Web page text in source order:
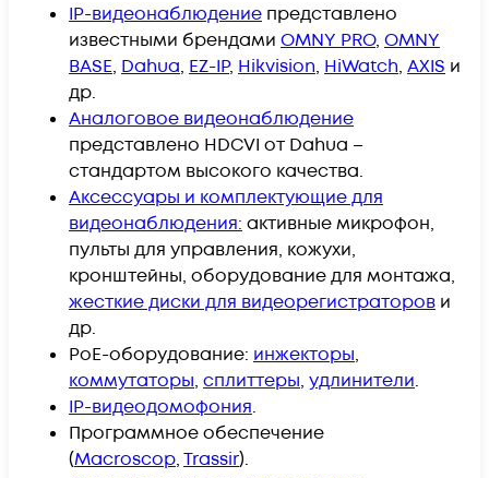
IP-видеонаблюдение представлено
известными брендами OMNY PRO, OMNY
BASE, Dahua, EZ-IP, Hikvision, HiWatch, AXIS и
др.
Аналоговое видеонаблюдение
представлено HDCVI от Dahua –
стандартом высокого качества.
Аксессуары и комплектующие для
видеонаблюдения: активные микрофон,
пульты для управления, кожухи,
кронштейны, оборудование для монтажа,
жесткие диски для видеорегистраторов и
др.
PoE-оборудование: инжекторы,
коммутаторы, сплиттеры, удлинители.
IP-видеодомофония.
Программное обеспечение
(Macroscop,Trassir).